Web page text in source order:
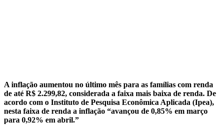
A inflação aumentou no último mês para as famílias com renda
de até R$ 2.299,82, considerada a faixa mais baixa de renda. De
acordo com o Instituto de Pesquisa Econômica Aplicada (Ipea),
nesta faixa de renda a inflação “avançou de 0,85% em março
para 0,92% em abril.”